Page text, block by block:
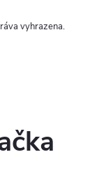
vyhrazena.